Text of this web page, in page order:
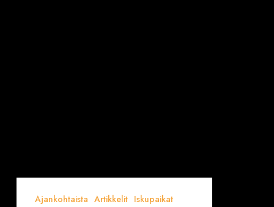
Ajankohtaista Artikkelit Iskupaikat